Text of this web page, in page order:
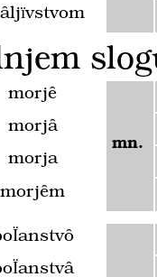
morjȇ
mn.
morjȃ
morja
morjȇm